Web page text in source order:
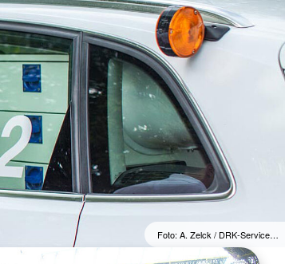
Foto: A. Zelck / DRK-Service…